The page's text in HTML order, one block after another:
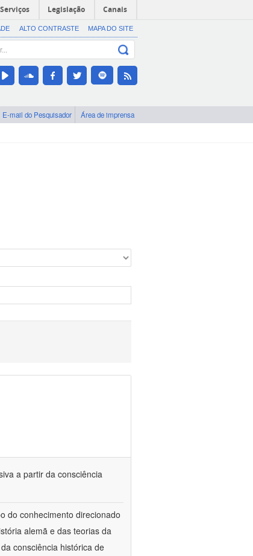
Serviços Legislação Canais
ALTO CONTRASTE MAPA DO SITE
E-mail do Pesquisador Área de imprensa
a partir da consciência
do conhecimento direcionado
alemã e das teorias da
consciência histórica de